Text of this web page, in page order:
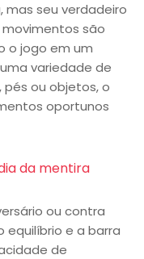
seu verdadeiro
são
o jogo em um
variedade de
ou objetos, o
oportunos
da mentira
ou contra
e a barra
de